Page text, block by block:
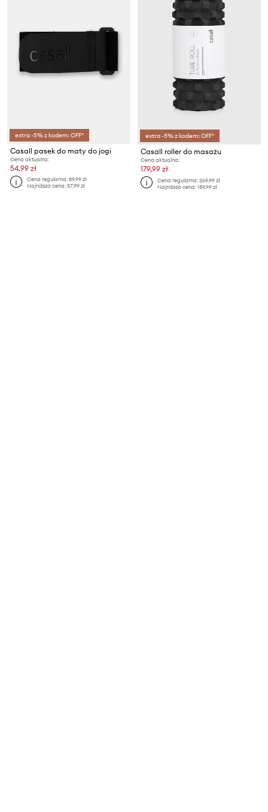
extra -5% z kodem: OFF*
Casall pasek do maty do jogi
Cena aktualna:
54,99 zł
Cena regularna:89,99 zł
Najniższa cena:57,99 zł
extra -5% z kodem: OFF*
Casall roller do masażu
Cena aktualna:
179,99 zł
Cena regularna:269,99 zł
Najniższa cena:189,99 zł